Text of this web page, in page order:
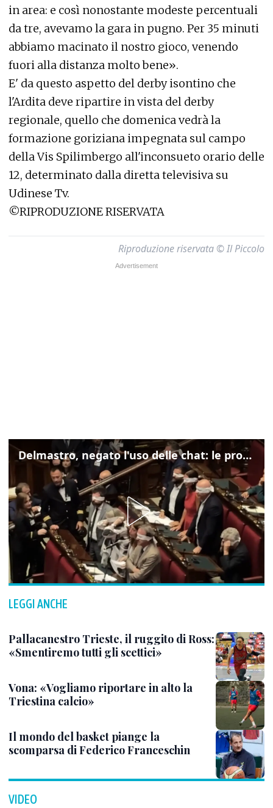
in area: e così nonostante modeste percentuali
da tre, avevamo la gara in pugno. Per 35 minuti
abbiamo macinato il nostro gioco, venendo
fuori alla distanza molto bene».
E' da questo aspetto del derby isontino che
l'Ardita deve ripartire in vista del derby
regionale, quello che domenica vedrà la
formazione goriziana impegnata sul campo
della Vis Spilimbergo all'inconsueto orario delle
12, determinato dalla diretta televisiva su
Udinese Tv.
©RIPRODUZIONE RISERVATA
Riproduzione riservata © Il Piccolo
Delmastro, negato l'uso delle chat: le proteste di Avs e M5s
LEGGI ANCHE
Pallacanestro Trieste, il ruggito di Ross:
«Smentiremo tutti gli scettici»
Vona: «Vogliamo riportare in alto la
Triestina calcio»
Il mondo del basket piange la
scomparsa di Federico Franceschin
VIDEO